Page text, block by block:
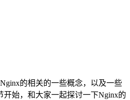
的相关的一些概念，以及一些
开始，和大家一起探讨一下Nginx的